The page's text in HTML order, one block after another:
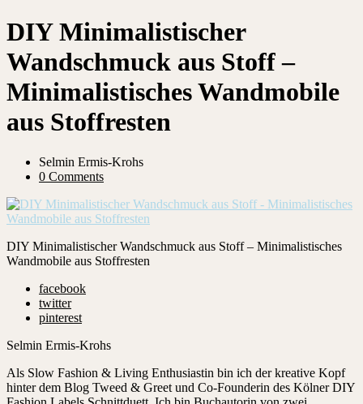
DIY Minimalistischer
Wandschmuck aus Stoff –
Minimalistisches Wandmobile
aus Stoffresten
Selmin Ermis-Krohs
0 Comments
DIY Minimalistischer Wandschmuck aus Stoff – Minimalistisches
Wandmobile aus Stoffresten
facebook
twitter
pinterest
Selmin Ermis-Krohs
Als Slow Fashion & Living Enthusiastin bin ich der kreative Kopf
hinter dem Blog Tweed & Greet und Co-Founderin des Kölner DIY